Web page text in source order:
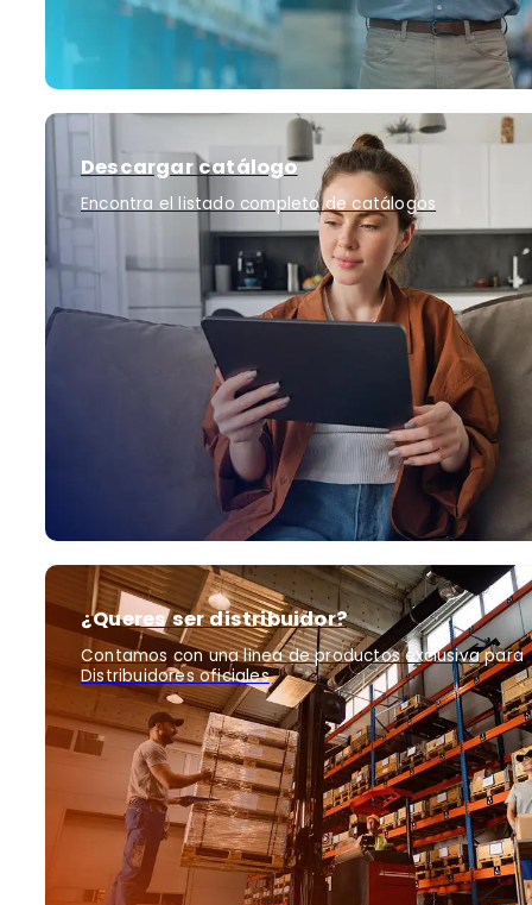
Descargar catálogo
Encontra el listado completo de catálogos
¿Queres ser distribuidor?
Contamos con una linea de productos exclusiva para
Distribuidores oficiales